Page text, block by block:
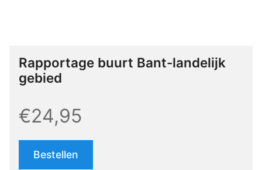
Rapportage buurt Bant-landelijk
gebied
€24,95
Bestellen